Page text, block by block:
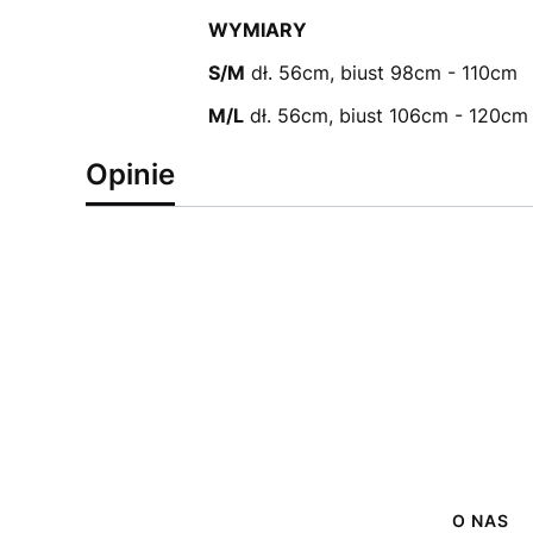
WYMIARY
S/M dł. 56cm, biust 98cm - 110cm
M/Ldł. 56cm, biust 106cm - 120cm
Opinie
O NAS